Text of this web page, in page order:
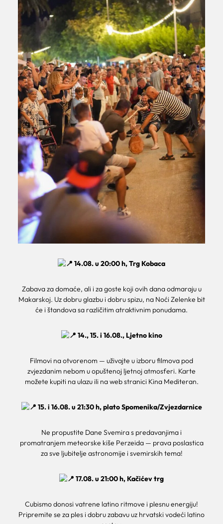
14.08. u 20:00 h, Trg Kobaca
Zabava za domaće, ali i za goste koji ovih dana odmaraju u
Makarskoj. Uz dobru glazbu i dobru spizu, na Noći Zelenke bit
će i štandova sa različitim atraktivnim ponudama.
14., 15. i 16.08., Ljetno kino
Filmovi na otvorenom — uživajte u izboru filmova pod
zvjezdanim nebom u opuštenoj ljetnoj atmosferi. Karte
možete kupiti na ulazu ili na web stranici Kina Mediteran.
15. i 16.08. u 21:30 h, plato Spomenika/Zvjezdarnice
Ne propustite Dane Svemira s predavanjima i
promatranjem meteorske kiše Perzeida — prava poslastica
za sve ljubitelje astronomije i svemirskih tema!
17.08. u 21:00 h, Kačićev trg
Cubismo donosi vatrene latino ritmove i plesnu energiju!
Pripremite se za ples i dobru zabavu uz hrvatski vodeći latino